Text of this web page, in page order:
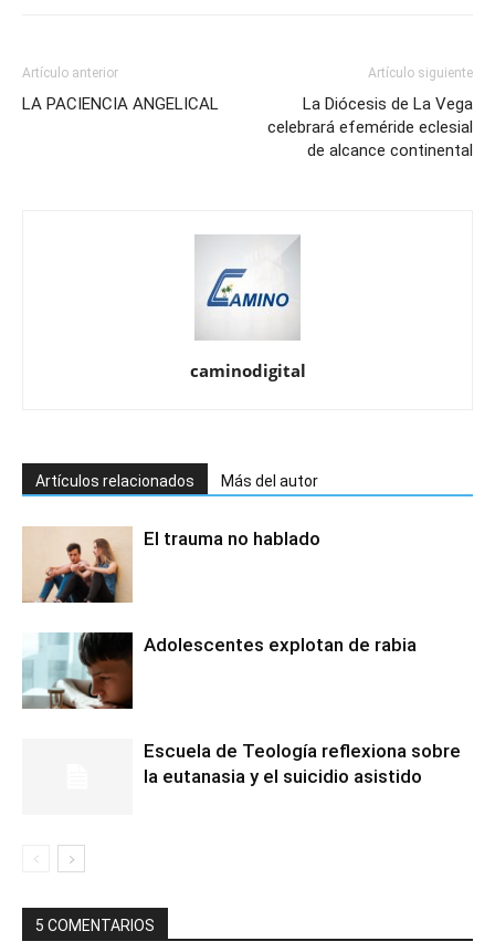
Artículo anterior
LA PACIENCIA ANGELICAL
Artículo siguiente
La Diócesis de La Vega
celebrará efeméride eclesial
de alcance continental
caminodigital
Artículos relacionados Más del autor
El trauma no hablado
Adolescentes explotan de rabia
Escuela de Teología reflexiona sobre
la eutanasia y el suicidio asistido
5 COMENTARIOS